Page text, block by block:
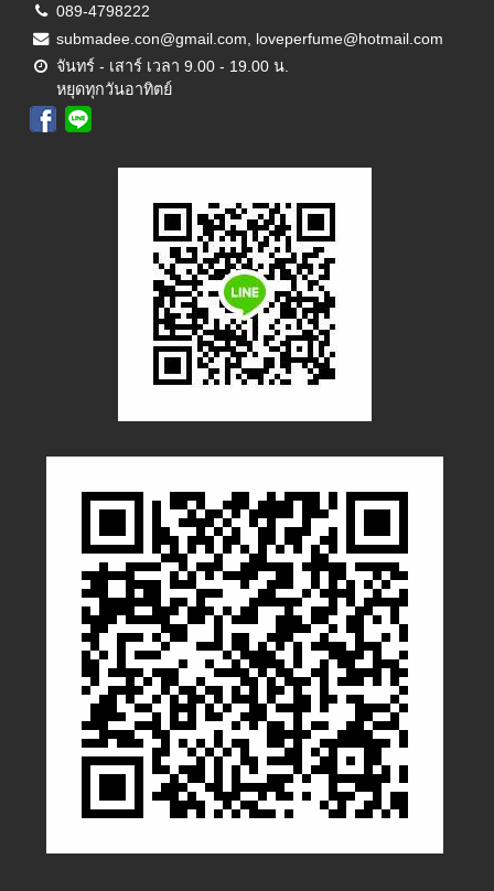
089-4798222
submadee.con@gmail.com, loveperfume@hotmail.com
จันทร์ - เสาร์ เวลา 9.00 - 19.00 น.
หยุดทุกวันอาทิตย์